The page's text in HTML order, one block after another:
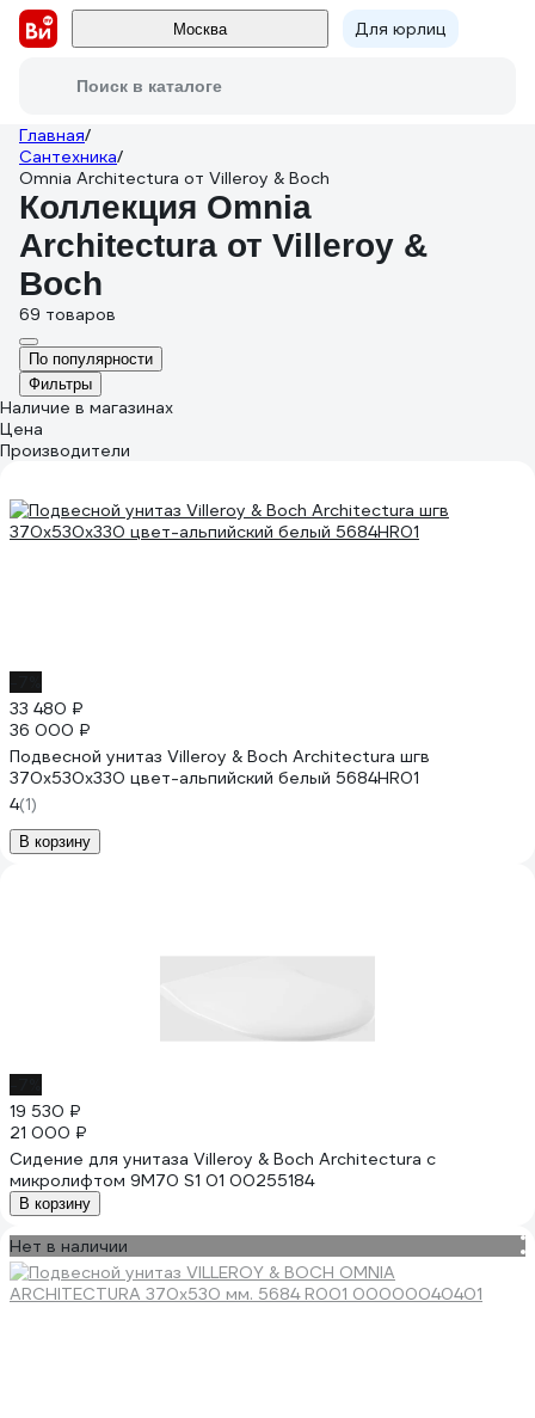
Москва Для юрлиц
Поиск в каталоге
Главная/
Сантехника/
Omnia Architectura от Villeroy & Boch
Коллекция Omnia
Architectura от Villeroy &
Boch
69 товаров
По популярности
Фильтры
Наличие в магазинах
Цена
Производители
33 480 ₽
36 000 ₽
Подвесной унитаз Villeroy & Boch Architectura шгв
370x530x330 цвет-альпийский белый 5684HR01
4(1)
В корзину
19 530 ₽
21 000 ₽
Сидение для унитаза Villeroy & Boch Architectura с
микролифтом 9M70 S1 01 00255184
В корзину
Нет в наличии